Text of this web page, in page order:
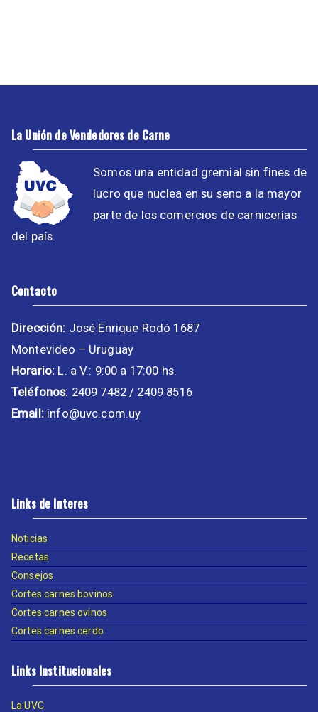
La Unión de Vendedores de Carne
Somos una entidad gremial sin fines de
lucro que nuclea en su seno a la mayor
parte de los comercios de carnicerías
del país.
Contacto
Dirección: José Enrique Rodó 1687
Montevideo – Uruguay
Horario: L. a V.: 9:00 a 17:00 hs.
Teléfonos: 2409 7482 / 2409 8516
Email:info@uvc.com.uy
Links de Interes
Noticias
Recetas
Consejos
Cortes carnes bovinos
Cortes carnes ovinos
Cortes carnes cerdo
Links Institucionales
La UVC